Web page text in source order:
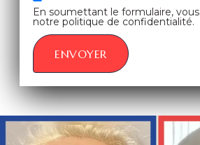
En soumettant le formulaire,
notre politique de confidentialité.
ENVOYER